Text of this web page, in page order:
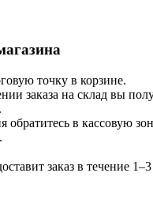
точку в корзине.
заказа на склад вы
.
обратитесь в кассовую
.
заказ в течение